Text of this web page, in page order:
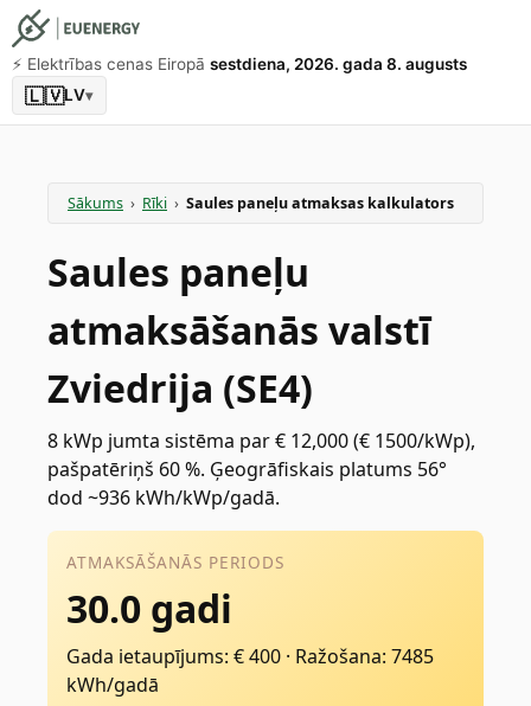
⚡️ Elektrības cenas Eiropā sestdiena, 2026. gada 8. augusts
🇱🇻LV▾
Sākums › Rīki › Saules paneļu atmaksas kalkulators
Saules paneļu
atmaksāšanās valstī
Zviedrija (SE4)
8 kWp jumta sistēma par € 12,000 (€ 1500/kWp),
pašpatēriņš 60 %. Ģeogrāfiskais platums 56°
dod ~936 kWh/kWp/gadā.
ATMAKSĀŠANĀS PERIODS
30.0 gadi
Gada ietaupījums: € 400 · Ražošana: 7485
kWh/gadā